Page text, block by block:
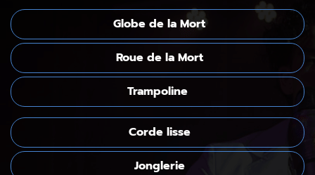
Globe de la Mort
Roue de la Mort
Trampoline
Corde lisse
Jonglerie